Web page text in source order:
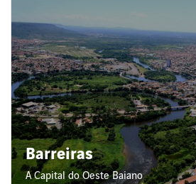
Barreiras
A Capital do Oeste Baiano